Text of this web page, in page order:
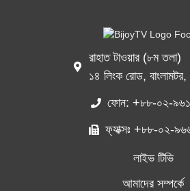
রাহাত টাওয়ার (৮ম তলা)
১৪ লিংক রোড,
ফোন: +৮৮-০২-
ফ্যাক্সঃ +৮৮-০২-
লাইভ টিভি
আমাদের সম্পর্কে